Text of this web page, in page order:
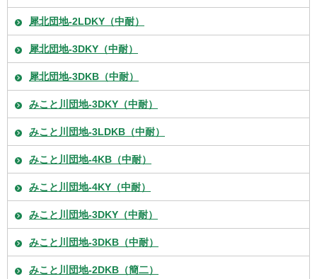
犀北団地-2LDKY（中耐）
犀北団地-3DKY（中耐）
犀北団地-3DKB（中耐）
みこと川団地-3DKY（中耐）
みこと川団地-3LDKB（中耐）
みこと川団地-4KB（中耐）
みこと川団地-4KY（中耐）
みこと川団地-3DKY（中耐）
みこと川団地-3DKB（中耐）
みこと川団地-2DKB（簡二）